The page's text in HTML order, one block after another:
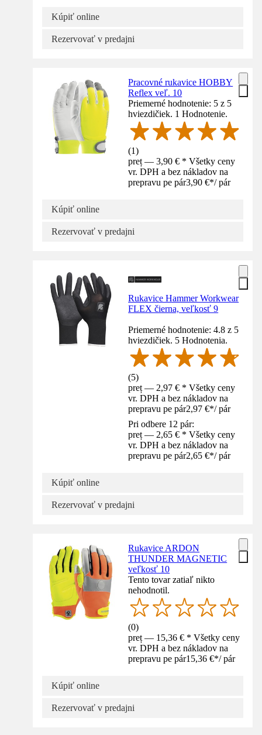
Kúpiť online
Rezervovať v predajni
Pracovné rukavice HOBBY
Reflex veľ. 10
Priemerné hodnotenie: 5 z 5
hviezdičiek. 1 Hodnotenie.
(1)
preț — 3,90 € * Všetky ceny
vr. DPH a bez nákladov na
prepravu pe pár3,90 €*/ pár
Kúpiť online
Rezervovať v predajni
Rukavice Hammer Workwear
FLEX čierna, veľkosť 9
Priemerné hodnotenie: 4.8 z 5
hviezdičiek. 5 Hodnotenia.
(5)
preț — 2,97 € * Všetky ceny
vr. DPH a bez nákladov na
prepravu pe pár2,97 €*/ pár
Pri odbere 12 pár:
preț — 2,65 € * Všetky ceny
vr. DPH a bez nákladov na
prepravu pe pár2,65 €*/ pár
Kúpiť online
Rezervovať v predajni
Rukavice ARDON
THUNDER MAGNETIC
veľkosť 10
Tento tovar zatiaľ nikto
nehodnotil.
(0)
preț — 15,36 € * Všetky ceny
vr. DPH a bez nákladov na
prepravu pe pár15,36 €*/ pár
Kúpiť online
Rezervovať v predajni